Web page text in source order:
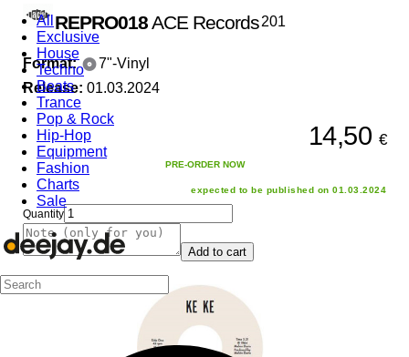
All
Exclusive
House
Techno
Beats
Trance
Pop & Rock
Hip-Hop
Equipment
Fashion
Charts
Sale
REPRO018ACE Records 201
Format:
7"-Vinyl
Release: 01.03.2024
14,50 €
PRE-ORDER NOW
expected to be published on 01.03.2024
Quantity
Add to cart